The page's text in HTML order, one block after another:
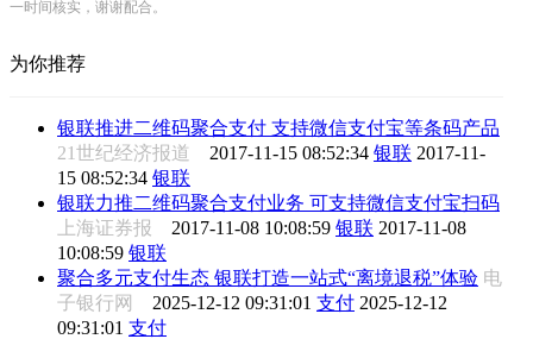
一时间核实，谢谢配合。
为你推荐
银联推进二维码聚合支付 支持微信支付宝等条码产品
21世纪经济报道 2017-11-15 08:52:34 银联 2017-11-
15 08:52:34 银联
银联力推二维码聚合支付业务 可支持微信支付宝扫码
上海证券报 2017-11-08 10:08:59 银联 2017-11-08
10:08:59 银联
聚合多元支付生态 银联打造一站式“离境退税”体验 电
子银行网 2025-12-12 09:31:01 支付 2025-12-12
09:31:01 支付